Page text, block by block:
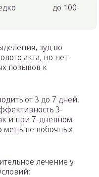
до 100
зуд во
акта, но нет
позывов к
от 3 до 7 дней.
3-
и при 7-дневном
меньше побочных
лечение у